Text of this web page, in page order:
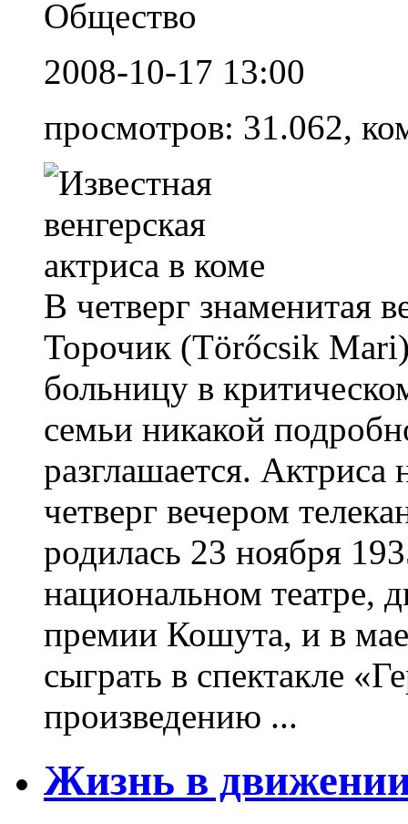
Общество
2008-10-17 13:00
просмотров: 31.062,
В четверг знаменитая
Торочик (Törőcsik
больницу в
семьи никакой
разглашается.
четверг вечером
родилась 23 ноября
национальном театре,
премии Кошута, и в
сыграть в спектакле
произведению ...
Жизнь в